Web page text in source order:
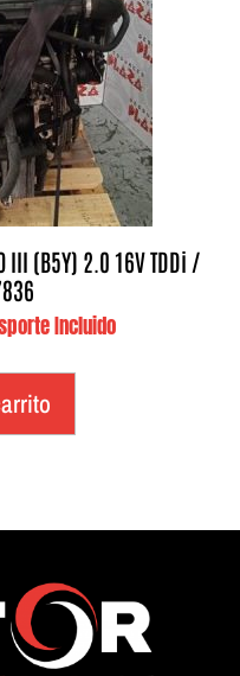
III (B5Y) 2.0 16V TDDi /
Incluido